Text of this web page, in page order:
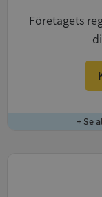
Företagets
+ Se